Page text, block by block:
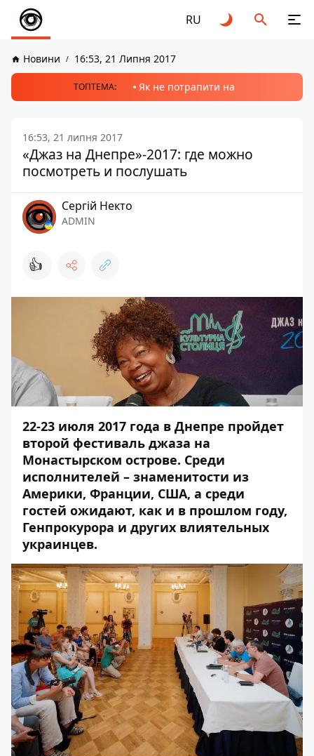
RU
Новини 16:53, 21 Липня 2017
ТОПТЕМА: Як не потрапити на
16:53, 21 липня 2017
«Джаз на Днепре»-2017: где можно
посмотреть и послушать
Сергій Некто
ADMIN
👍
22-23 июля 2017 года в Днепре пройдет
второй фестиваль джаза на
Монастырском острове. Среди
исполнителей – знаменитости из
Америки, Франции, США, а среди
гостей ожидают, как и в прошлом году,
Генпрокурора и других влиятельных
украинцев.